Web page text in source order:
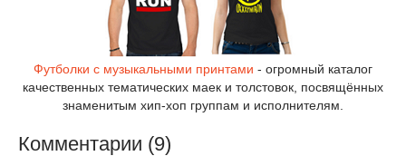
Футболки с музыкальными принтами - огромный каталог
качественных тематических маек и толстовок, посвящённых
знаменитым хип-хоп группам и исполнителям.
Комментарии (9)